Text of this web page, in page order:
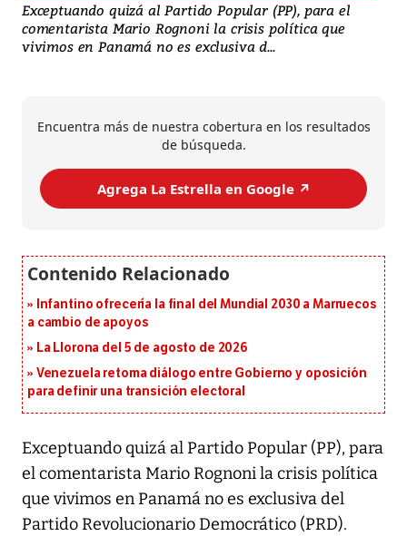
Exceptuando quizá al Partido Popular (PP), para el
comentarista Mario Rognoni la crisis política que
vivimos en Panamá no es exclusiva d...
Encuentra más de nuestra cobertura en los resultados
de búsqueda.
Agrega La Estrella en Google ↗️
Infantino ofrecería la final del Mundial 2030 a Marruecos
a cambio de apoyos
La Llorona del 5 de agosto de 2026
Venezuela retoma diálogo entre Gobierno y oposición
para definir una transición electoral
Exceptuando quizá al Partido Popular (PP), para
el comentarista Mario Rognoni la crisis política
que vivimos en Panamá no es exclusiva del
Partido Revolucionario Democrático (PRD).